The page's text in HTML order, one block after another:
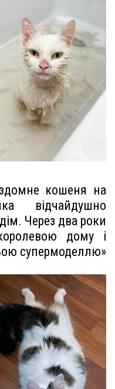
кошеня на
відчайдушно
Через два роки
дому і
супермоделлю»